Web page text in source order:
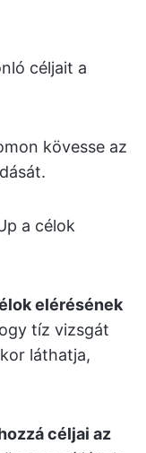
céljait a
kövesse az
a célok
elérésének
tíz vizsgát
láthatja,
céljai az